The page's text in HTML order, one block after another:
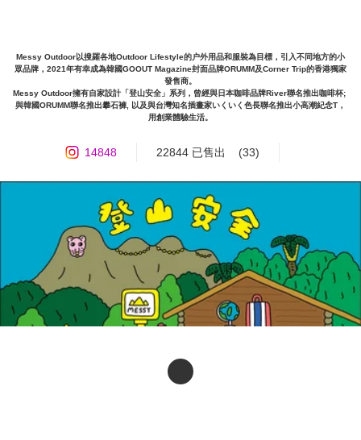
Messy Outdoor以搜羅各地Outdoor Lifestyle的户外用品和服裝為目標，引入不同地方的小
眾品牌，2021年有幸成為韓國GOOUT Magazine封面品牌ORUMM及Corner Trip的香港獨家
發售商。
Messy Outdoor擁有自家設計「登山安全」系列，曾經與日本咖啡品牌River聯名推出咖啡杯;
與韓國ORUMM聯名推出攀石褲, 以及與台灣知名插畫家いくいく色長聯名推出小高潮紀念T，
用創業體驗生活。
14848 22844 已售出 (33)